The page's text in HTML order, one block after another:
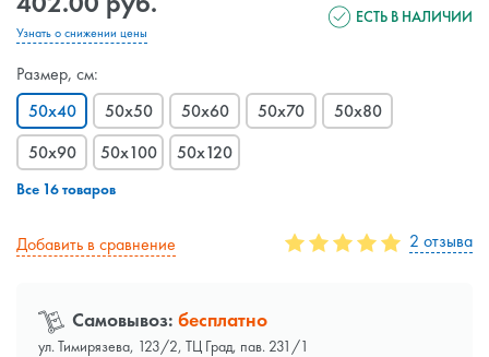
Узнать о снижении цены
ЕСТЬ В НАЛИЧИИ
Размер, см:
50x40
50x50 50x60 50x70
50x80
50x90
50x100 50x120
Все 16 товаров
Добавить в сравнение 2 отзыва
Самовывоз: бесплатно
ул. Тимирязева, 123/2, ТЦ Град, пав. 231/1